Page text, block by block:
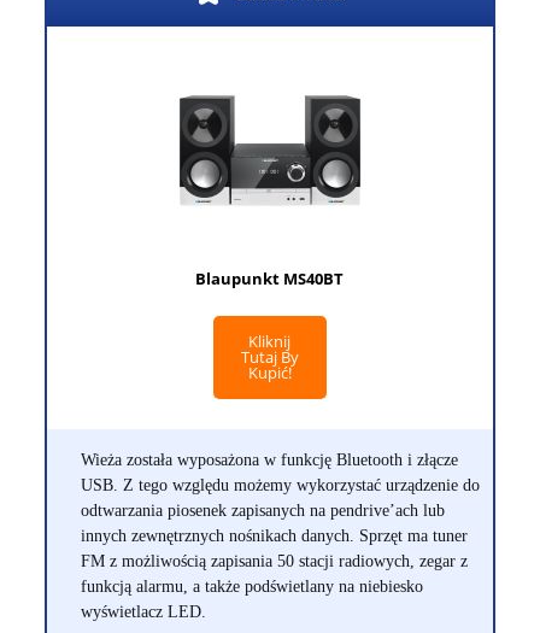
Blaupunkt MS40BT
Kliknij
Tutaj By
Kupić!
Wieża została wyposażona w funkcję Bluetooth i złącze
USB. Z tego względu możemy wykorzystać urządzenie do
odtwarzania piosenek zapisanych na pendrive’ach lub
innych zewnętrznych nośnikach danych. Sprzęt ma tuner
FM z możliwością zapisania 50 stacji radiowych, zegar z
funkcją alarmu, a także podświetlany na niebiesko
wyświetlacz LED.